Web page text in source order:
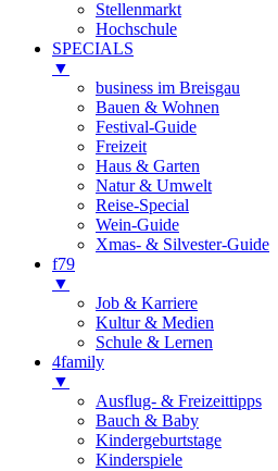
Stellenmarkt
Hochschule
SPECIALS
▼
business im Breisgau
Bauen & Wohnen
Festival-Guide
Freizeit
Haus & Garten
Natur & Umwelt
Reise-Special
Wein-Guide
Xmas- & Silvester-Guide
f79
▼
Job & Karriere
Kultur & Medien
Schule & Lernen
4family
▼
Ausflug- & Freizeittipps
Bauch & Baby
Kindergeburtstage
Kinderspiele